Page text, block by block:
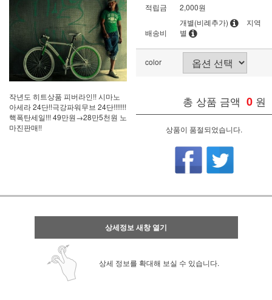
작년도 히트상품 피버라인!! 시마노
아세라 24단!!극강파워무브 24단!!!!!!!
핵폭탄세일!!! 49만원→28만5천원 노
마진판매!!
적립금
2,000원
배송비
개별(비례추가)
지역
별
color
총 상품 금액 0 원
상품이 품절되었습니다.
상세정보 새창 열기
상세 정보를 확대해 보실 수 있습니다.